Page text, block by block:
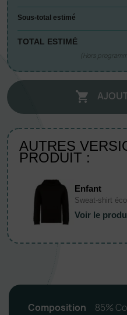
Sous-total estimé
TOTAL ESTIMÉ
(Hors

AUTRES
PRODUIT :
Enfant
Voir le
Composition
85%